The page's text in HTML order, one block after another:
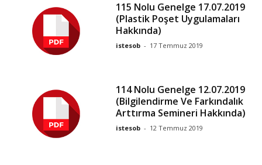
115 Nolu Genelge 17.07.2019
(Plastik Poşet Uygulamaları
Hakkında)
istesob - 17 Temmuz 2019
114 Nolu Genelge 12.07.2019
(Bilgilendirme Ve Farkındalık
Arttırma Semineri Hakkında)
istesob - 12 Temmuz 2019